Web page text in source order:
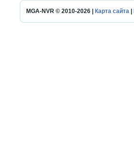
MGA-NVR © 2010-2026 | Карта сайта